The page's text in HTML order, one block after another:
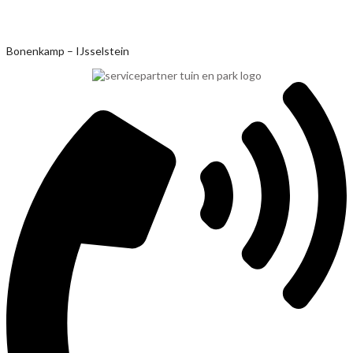
Ga
Bonenkamp – IJsselstein